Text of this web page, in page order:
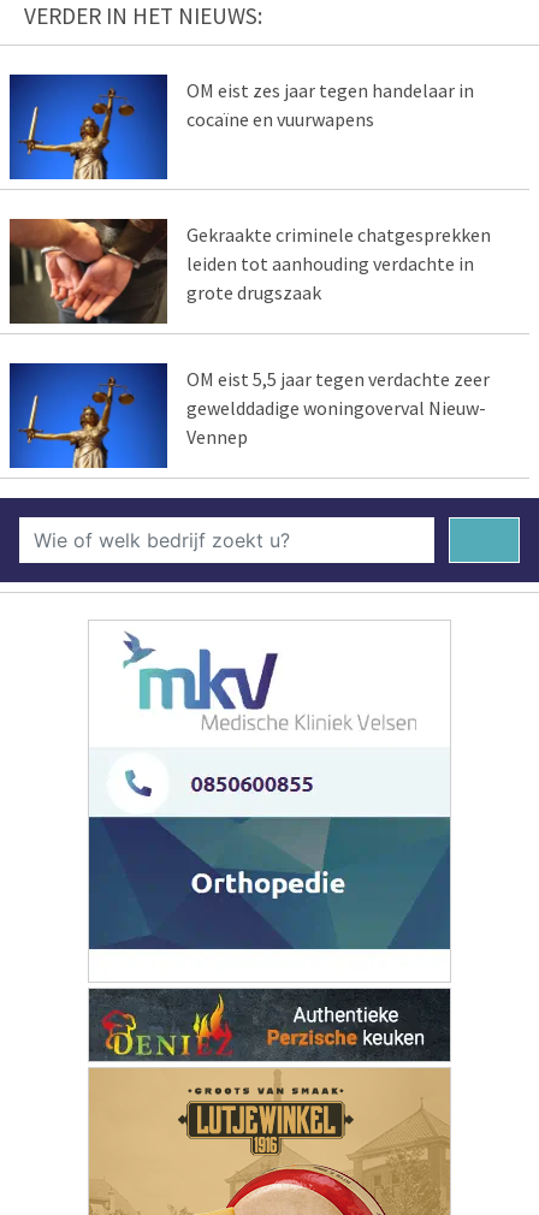
VERDER IN HET NIEUWS:
OM eist zes jaar tegen handelaar in
cocaïne en vuurwapens
Gekraakte criminele chatgesprekken
leiden tot aanhouding verdachte in
grote drugszaak
OM eist 5,5 jaar tegen verdachte zeer
gewelddadige woningoverval Nieuw-
Vennep